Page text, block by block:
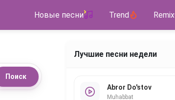
Новые песни Trend Remix
Поиск
Лучшие песни недели
Abror Do'stov
Muhabbat